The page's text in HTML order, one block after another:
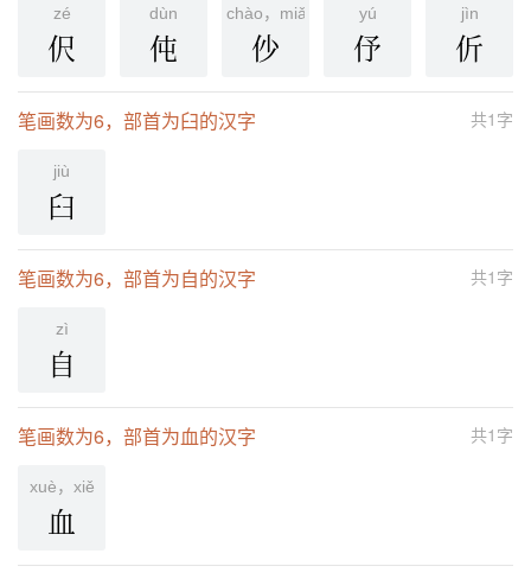
zé
伬
dùn
伅
chào，miǎo
仯
yú
伃
jìn
伒
共1字
笔画数为6，部首为臼的汉字
jiù
臼
共1字
笔画数为6，部首为自的汉字
zì
自
共1字
笔画数为6，部首为血的汉字
xuè，xiě
血